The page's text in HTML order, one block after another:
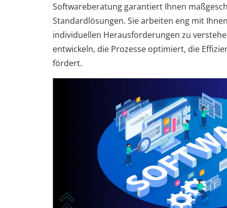
Softwareberatung garantiert Ihnen
Standardlösungen. Sie arbeiten eng mit
individuellen Herausforderungen zu
entwickeln, die Prozesse optimiert, die
fördert.